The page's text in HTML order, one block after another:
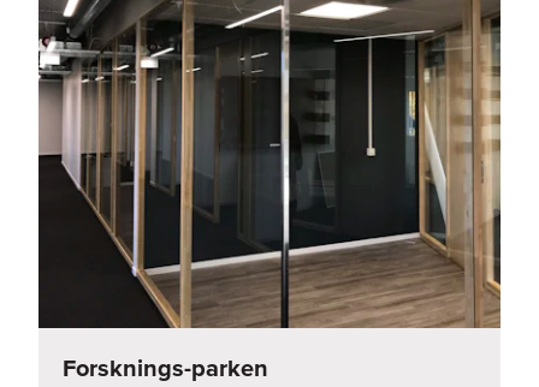
Forsknings-parken